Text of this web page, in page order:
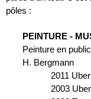
pôles :
PEINTURE -
Peinture en
H. Bergmann
2011
2003